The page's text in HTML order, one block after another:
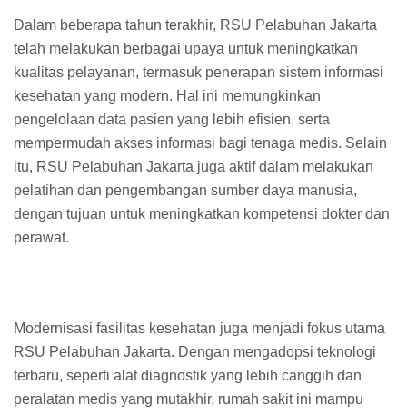
Dalam beberapa tahun terakhir, RSU Pelabuhan Jakarta
telah melakukan berbagai upaya untuk meningkatkan
kualitas pelayanan, termasuk penerapan sistem informasi
kesehatan yang modern. Hal ini memungkinkan
pengelolaan data pasien yang lebih efisien, serta
mempermudah akses informasi bagi tenaga medis. Selain
itu, RSU Pelabuhan Jakarta juga aktif dalam melakukan
pelatihan dan pengembangan sumber daya manusia,
dengan tujuan untuk meningkatkan kompetensi dokter dan
perawat.
Modernisasi fasilitas kesehatan juga menjadi fokus utama
RSU Pelabuhan Jakarta. Dengan mengadopsi teknologi
terbaru, seperti alat diagnostik yang lebih canggih dan
peralatan medis yang mutakhir, rumah sakit ini mampu